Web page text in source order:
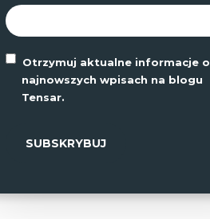
Otrzymuj aktualne informacje o
najnowszych wpisach na blogu
Tensar.